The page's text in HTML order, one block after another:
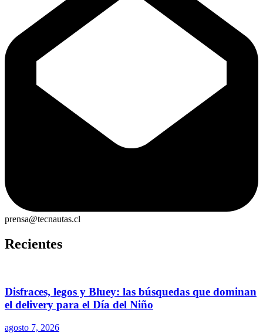
prensa@tecnautas.cl
Recientes
Disfraces, legos y Bluey: las búsquedas que dominan
el delivery para el Día del Niño
agosto 7, 2026